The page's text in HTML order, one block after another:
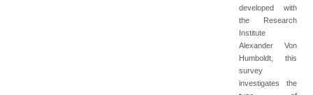
developed with
the Research
Institute
Alexander Von
Humboldt, this
survey
investigates the